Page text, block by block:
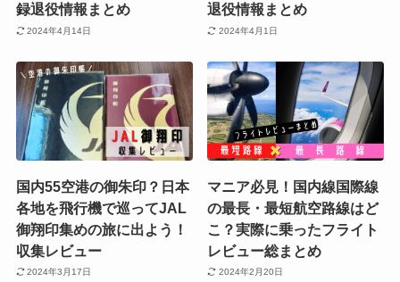
録退役情報まとめ
2024年4月14日
退役情報まとめ
2024年4月1日
国内55空港の御朱印？日本
各地を飛行機で巡ってJAL
御翔印集めの旅に出よう！
収集レビュー
2024年3月17日
マニア必見！国内線国際線
の最長・最短航空路線はど
こ？実際に乗ったフライト
レビュー総まとめ
2024年2月20日